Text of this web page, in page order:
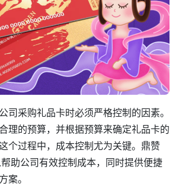
司采购礼品卡时必须严格控制的因素。
理的预算，并根据预算来确定礼品卡的
个过程中，成本控制尤为关键。鼎赞
助公司有效控制成本，同时提供便捷
案。